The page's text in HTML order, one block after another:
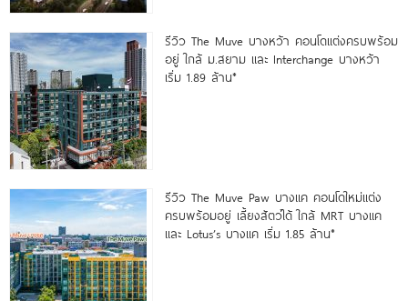
รีวิว The Muve บางหว้า คอนโดแต่งครบพร้อม
อยู่ ใกล้ ม.สยาม และ Interchange บางหว้า
เริ่ม 1.89 ล้าน*
รีวิว The Muve Paw บางแค คอนโดใหม่แต่ง
ครบพร้อมอยู่ เลี้ยงสัตว์ได้ ใกล้ MRT บางแค
และ Lotus’s บางแค เริ่ม 1.85 ล้าน*